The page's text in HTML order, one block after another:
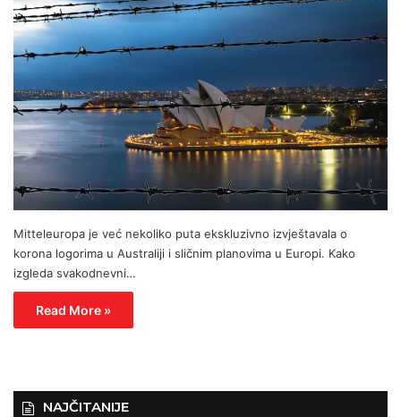
Mitteleuropa je već nekoliko puta ekskluzivno izvještavala o
korona logorima u Australiji i sličnim planovima u Europi. Kako
izgleda svakodnevni…
Read More »
NAJČITANIJE